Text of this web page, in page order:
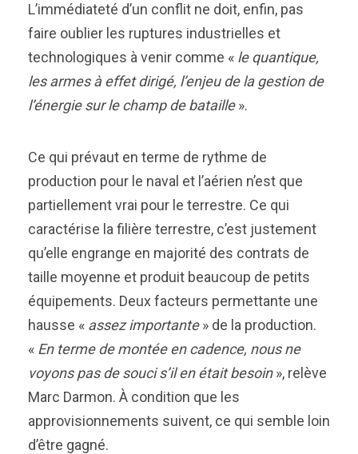
L’immédiateté d’un conflit ne doit, enfin, pas
faire oublier les ruptures industrielles et
technologiques à venir comme « le quantique,
les armes à effet dirigé, l’enjeu de la gestion de
l’énergie sur le champ de bataille».
Ce qui prévaut en terme de rythme de
production pour le naval et l’aérien n’est que
partiellement vrai pour le terrestre. Ce qui
caractérise la filière terrestre, c’est justement
qu’elle engrange en majorité des contrats de
taille moyenne et produit beaucoup de petits
équipements. Deux facteurs permettante une
hausse « assez importante» de la production.
« En terme de montée en cadence, nous ne
voyons pas de souci s’il en était besoin», relève
Marc Darmon. À condition que les
approvisionnements suivent, ce qui semble loin
d’être gagné.